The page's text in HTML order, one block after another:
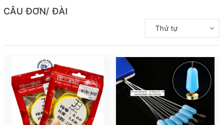
CÂU ĐƠN/ ĐÀI
Thứ tự